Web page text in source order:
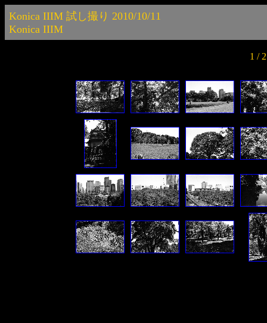
Konica IIIM 試し撮り 2010/10/11
Konica IIIM
1 /